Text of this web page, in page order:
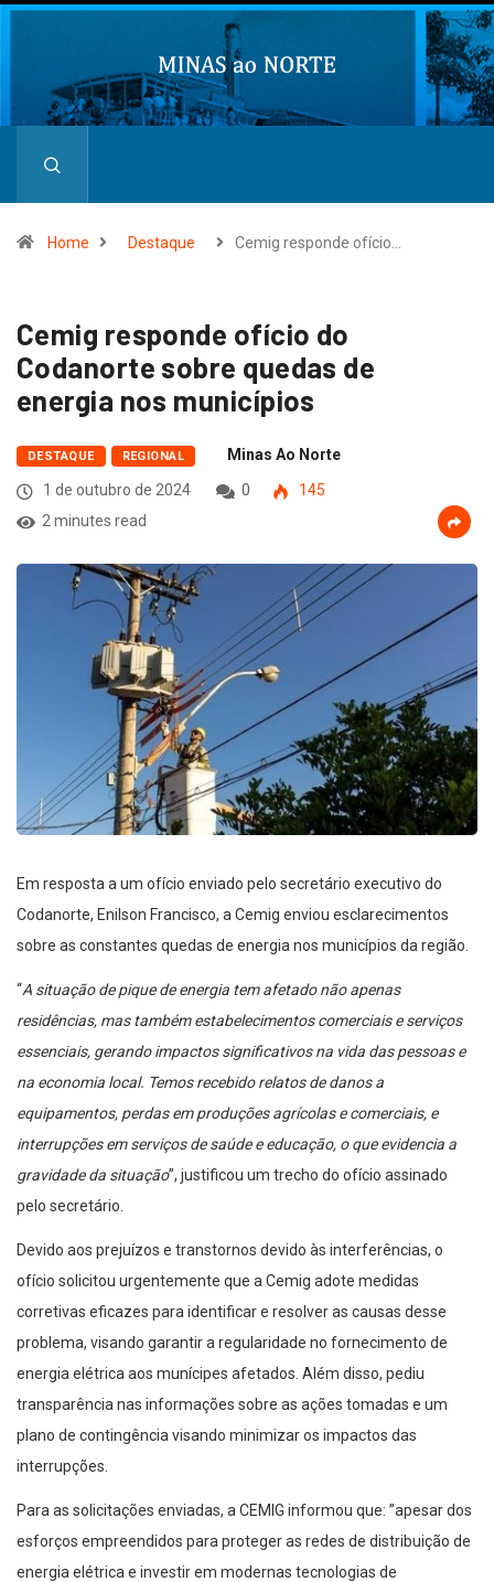
Home Destaque Cemig responde ofício…
Cemig responde ofício do
Codanorte sobre quedas de
energia nos municípios
DESTAQUE REGIONAL
Minas Ao Norte
1 de outubro de 2024
0
145
2 minutes read
Em resposta a um ofício enviado pelo secretário executivo do
Codanorte, Enilson Francisco, a Cemig enviou esclarecimentos
sobre as constantes quedas de energia nos municípios da região.
“A situação de pique de energia tem afetado não apenas
residências, mas também estabelecimentos comerciais e serviços
essenciais, gerando impactos significativos na vida das pessoas e
na economia local. Temos recebido relatos de danos a
equipamentos, perdas em produções agrícolas e comerciais, e
interrupções em serviços de saúde e educação, o que evidencia a
gravidade da situação”, justificou um trecho do ofício assinado
pelo secretário.
Devido aos prejuízos e transtornos devido às interferências, o
ofício solicitou urgentemente que a Cemig adote medidas
corretivas eficazes para identificar e resolver as causas desse
problema, visando garantir a regularidade no fornecimento de
energia elétrica aos munícipes afetados. Além disso, pediu
transparência nas informações sobre as ações tomadas e um
plano de contingência visando minimizar os impactos das
interrupções.
Para as solicitações enviadas, a CEMIG informou que: ”apesar dos
esforços empreendidos para proteger as redes de distribuição de
energia elétrica e investir em modernas tecnologias de